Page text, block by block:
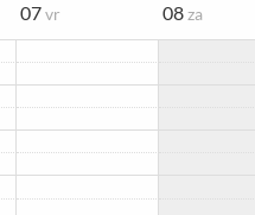
07vr 08za